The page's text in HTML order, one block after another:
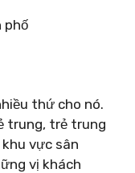
thứ cho nó.
trung, trẻ trung
vực sân
vị khách